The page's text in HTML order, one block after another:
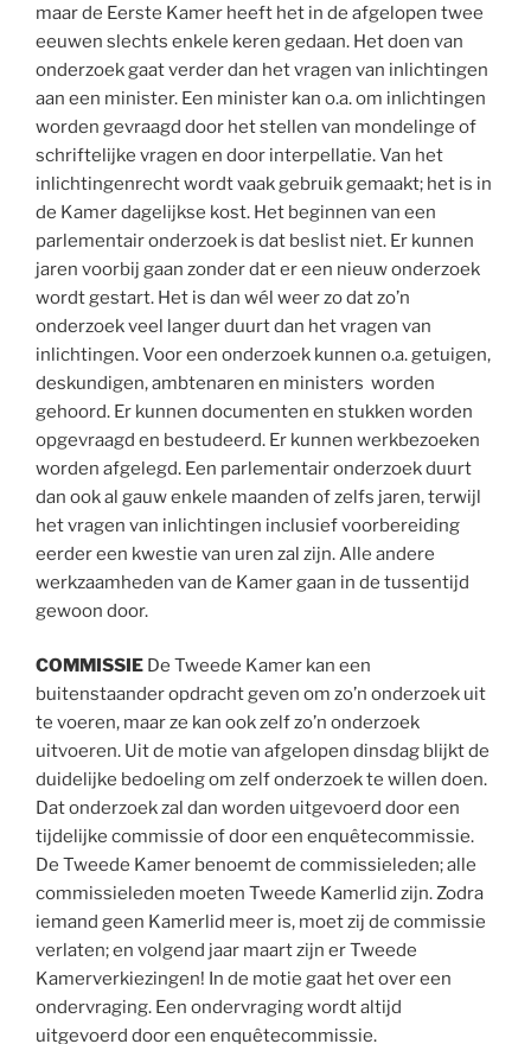
maar de Eerste Kamer heeft het in de afgelopen twee
eeuwen slechts enkele keren gedaan. Het doen van
onderzoek gaat verder dan het vragen van inlichtingen
aan een minister. Een minister kan o.a. om inlichtingen
worden gevraagd door het stellen van mondelinge of
schriftelijke vragen en door interpellatie. Van het
inlichtingenrecht wordt vaak gebruik gemaakt; het is in
de Kamer dagelijkse kost. Het beginnen van een
parlementair onderzoek is dat beslist niet. Er kunnen
jaren voorbij gaan zonder dat er een nieuw onderzoek
wordt gestart. Het is dan wél weer zo dat zo’n
onderzoek veel langer duurt dan het vragen van
inlichtingen. Voor een onderzoek kunnen o.a. getuigen,
deskundigen, ambtenaren en ministers worden
gehoord. Er kunnen documenten en stukken worden
opgevraagd en bestudeerd. Er kunnen werkbezoeken
worden afgelegd. Een parlementair onderzoek duurt
dan ook al gauw enkele maanden of zelfs jaren, terwijl
het vragen van inlichtingen inclusief voorbereiding
eerder een kwestie van uren zal zijn. Alle andere
werkzaamheden van de Kamer gaan in de tussentijd
gewoon door.
COMMISSIE De Tweede Kamer kan een
buitenstaander opdracht geven om zo’n onderzoek uit
te voeren, maar ze kan ook zelf zo’n onderzoek
uitvoeren. Uit de motie van afgelopen dinsdag blijkt de
duidelijke bedoeling om zelf onderzoek te willen doen.
Dat onderzoek zal dan worden uitgevoerd door een
tijdelijke commissie of door een enquêtecommissie.
De Tweede Kamer benoemt de commissieleden; alle
commissieleden moeten Tweede Kamerlid zijn. Zodra
iemand geen Kamerlid meer is, moet zij de commissie
verlaten; en volgend jaar maart zijn er Tweede
Kamerverkiezingen! In de motie gaat het over een
ondervraging. Een ondervraging wordt altijd
uitgevoerd door een enquêtecommissie.